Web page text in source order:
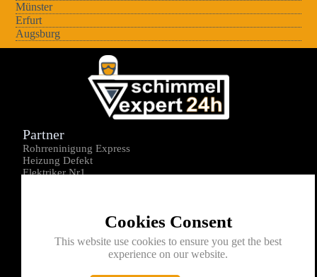
Münster
Erfurt
Augsburg
Cookies Consent
This website use cookies to ensure you get the best
experience on our website.
Partner
Rohrreninigung Express
Heizung Defekt
Elektriker Nr1
Kontakt